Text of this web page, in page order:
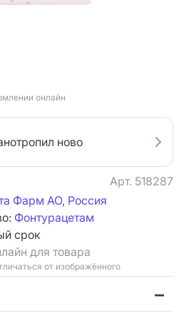
онлайн
ново
Арт. 518287
Фарм АО, Россия
Фонтурацетам
срок
для товара
от изображённого